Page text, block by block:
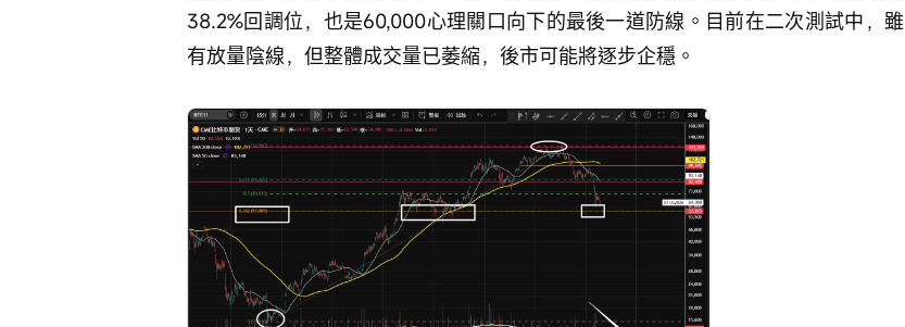
38.2%回調位，也是60,000心理關口向下的最後一道防線。目前在二次測試中，雖
有放量陰線，但整體成交量已萎縮，後市可能將逐步企穩。